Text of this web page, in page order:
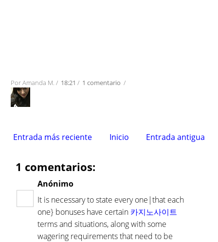
PorAmanda M. / 18:21 / 1 comentario /
Entrada más reciente Entrada antigua
Inicio
1 comentarios:
Anónimo
It is necessary to state every one|that each
one} bonuses have certain 카지노사이트
terms and situations, along with some
wagering requirements that need to be